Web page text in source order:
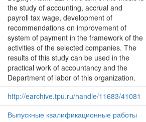
the study of accounting, accrual and
payroll tax wage, development of
recommendations on improvement of
system of payment in the framework of the
activities of the selected companies. The
results of this study can be used in the
practical work of accountancy and the
Department of labor of this organization.
http://earchive.tpu.ru/handle/11683/41081
Выпускные квалификационные работы